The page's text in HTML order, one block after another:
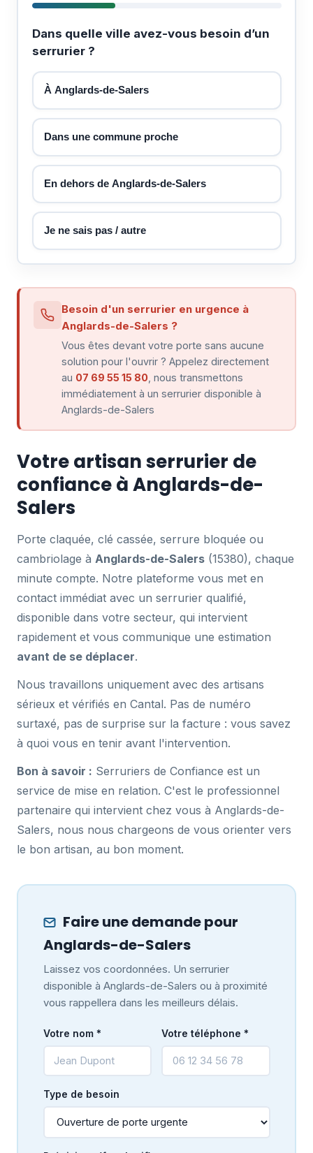
Dans quelle ville avez-vous besoin d’un
serrurier ?
À Anglards-de-Salers
Dans une commune proche
En dehors de Anglards-de-Salers
Je ne sais pas / autre
Besoin d'un serrurier en urgence à
Anglards-de-Salers ?
Vous êtes devant votre porte sans aucune
solution pour l'ouvrir ? Appelez directement
au 07 69 55 15 80 , nous transmettons
immédiatement à un serrurier disponible à
Anglards-de-Salers
Votre artisan serrurier de
confiance à Anglards-de-
Salers
Porte claquée, clé cassée, serrure bloquée ou
cambriolage à Anglards-de-Salers (15380), chaque
minute compte. Notre plateforme vous met en
contact immédiat avec un serrurier qualifié,
disponible dans votre secteur, qui intervient
rapidement et vous communique une estimation
avant de se déplacer.
Nous travaillons uniquement avec des artisans
sérieux et vérifiés en Cantal. Pas de numéro
surtaxé, pas de surprise sur la facture : vous savez
à quoi vous en tenir avant l'intervention.
Bon à savoir : Serruriers de Confiance est un
service de mise en relation. C'est le professionnel
partenaire qui intervient chez vous à Anglards-de-
Salers, nous nous chargeons de vous orienter vers
le bon artisan, au bon moment.
Faire une demande pour
Anglards-de-Salers
Laissez vos coordonnées. Un serrurier
disponible à Anglards-de-Salers ou à proximité
vous rappellera dans les meilleurs délais.
Votre nom * Votre téléphone *
Type de besoin